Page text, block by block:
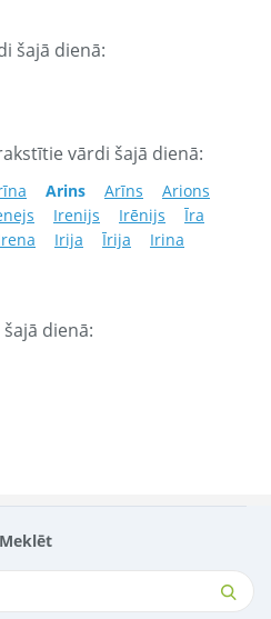
Meklēt
šajā dienā:
vārdi šajā dienā:
Arins Arīns
Arions
Irenijs Irēnijs
Īra
Irija Īrija
Irina
šajā dienā: